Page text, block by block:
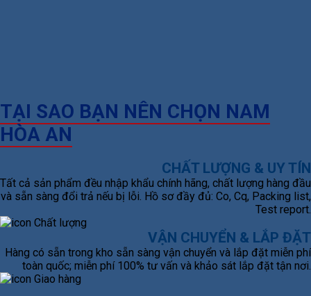
TẠI SAO BẠN NÊN CHỌN NAM
HÒA AN
CHẤT LƯỢNG & UY TÍN
Tất cả sản phẩm đều nhập khẩu chính hãng, chất lượng hàng đầu
và sẵn sàng đổi trả nếu bị lỗi. Hồ sơ đầy đủ: Co, Cq, Packing list,
Test report.
VẬN CHUYỂN & LẮP ĐẶT
Hàng có sẵn trong kho sẵn sàng vận chuyển và lắp đặt miễn phí
toàn quốc; miễn phí 100% tư vấn và khảo sát lắp đặt tận nơi.